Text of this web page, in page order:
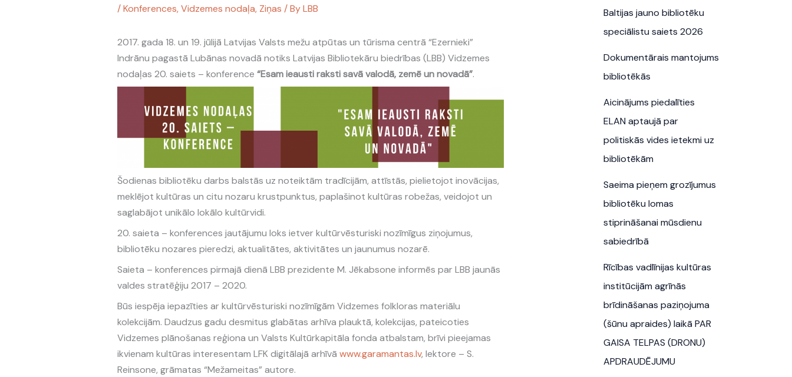
/Konferences,Vidzemes nodaļa, Ziņas / ByLBB
2017. gada 18. un 19. jūlijā Latvijas Valsts mežu atpūtas un tūrisma centrā “Ezernieki”
Indrānu pagastā Lubānas novadā notiks Latvijas Bibliotekāru biedrības (LBB) Vidzemes
nodaļas 20. saiets – konference “Esam ieausti raksti savā valodā, zemē un novadā”.
Šodienas bibliotēku darbs balstās uz noteiktām tradīcijām, attīstās, pielietojot inovācijas,
meklējot kultūras un citu nozaru krustpunktus, paplašinot kultūras robežas, veidojot un
saglabājot unikālo lokālo kultūrvidi.
20. saieta – konferences jautājumu loks ietver kultūrvēsturiski nozīmīgus ziņojumus,
bibliotēku nozares pieredzi, aktualitātes, aktivitātes un jaunumus nozarē.
Saieta – konferences pirmajā dienā LBB prezidente M. Jēkabsone informēs par LBB jaunās
valdes stratēģiju 2017 – 2020.
Būs iespēja iepazīties ar kultūrvēsturiski nozīmīgām Vidzemes folkloras materiālu
kolekcijām. Daudzus gadu desmitus glabātas arhīva plauktā, kolekcijas, pateicoties
Vidzemes plānošanas reģiona un Valsts Kultūrkapitāla fonda atbalstam, brīvi pieejamas
ikvienam kultūras interesentam LFK digitālajā arhīvā www.garamantas.lv, lektore – S.
Reinsone, grāmatas “Mežameitas” autore.
Baltijas jauno bibliotēku
speciālistu saiets 2026
Dokumentārais mantojums
bibliotēkās
Aicinājums piedalīties
ELAN aptaujā par
politiskās vides ietekmi uz
bibliotēkām
Saeima pieņem grozījumus
bibliotēku lomas
stiprināšanai mūsdienu
sabiedrībā
Rīcības vadlīnijas kultūras
institūcijām agrīnās
brīdināšanas paziņojuma
(šūnu apraides) laikā PAR
GAISA TELPAS (DRONU)
APDRAUDĒJUMU